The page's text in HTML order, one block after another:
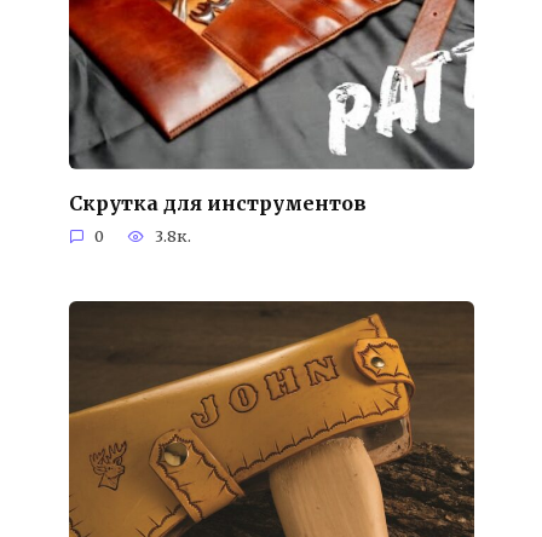
Скрутка для инструментов
0 3.8к.